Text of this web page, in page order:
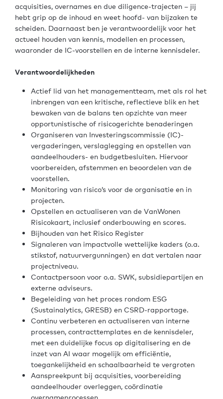
acquisities, overnames en due diligence-trajecten – jij
hebt grip op de inhoud en weet hoofd- van bijzaken te
scheiden. Daarnaast ben je verantwoordelijk voor het
actueel houden van kennis, modellen en processen,
waaronder de IC-voorstellen en de interne kennisdeler.
Verantwoordelijkheden
Actief lid van het managementteam, met als rol het
inbrengen van een kritische, reflectieve blik en het
bewaken van de balans ten opzichte van meer
opportunistische of risicogerichte benaderingen
Organiseren van Investeringscommissie (IC)-
vergaderingen, verslaglegging en opstellen van
aandeelhouders- en budgetbesluiten. Hiervoor
voorbereiden, afstemmen en beoordelen van de
voorstellen.
Monitoring van risico’s voor de organisatie en in
projecten.
Opstellen en actualiseren van de VanWonen
Risicokaart, inclusief onderbouwing en scores.
Bijhouden van het Risico Register
Signaleren van impactvolle wettelijke kaders (o.a.
stikstof, natuurvergunningen) en dat vertalen naar
projectniveau.
Contactpersoon voor o.a. SWK, subsidiepartijen en
externe adviseurs.
Begeleiding van het proces rondom ESG
(Sustainalytics, GRESB) en CSRD-rapportage.
Continu verbeteren en actualiseren van interne
processen, contracttemplates en de kennisdeler,
met een duidelijke focus op digitalisering en de
inzet van AI waar mogelijk om efficiëntie,
toegankelijkheid en schaalbaarheid te vergroten
Aanspreekpunt bij acquisities, voorbereiding
aandeelhouder overleggen, coördinatie
overnameprocessen.